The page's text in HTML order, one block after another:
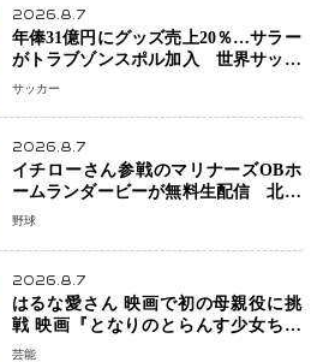
2026.8.7
年俸31億円にグッズ売上20％…サラー
がトラブゾンスポル加入 世界サッカ
ーは「五大リーグ一強」から新時代へ
サッカー
2026.8.7
イチローさん参戦のマリナーズOBホ
ームランダービーが無料生配信 北米
ならではの“魅せる興行”に世界が注目
野球
2026.8.7
はるな愛さん 映画で初の母親役に挑
戦 映画『となりのとらんす少女ちゃ
ん』11月7日公開 未来の自分との対話
芸能